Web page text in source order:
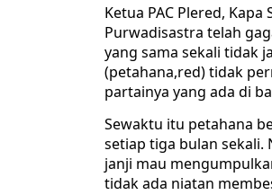
Ketua PAC Plered,
Purwadisastra telah
yang sama sekali tidak
(petahana,red) tidak
partainya yang ada di
Sewaktu itu petahana
setiap tiga bulan sekali.
janji mau
tidak ada niatan